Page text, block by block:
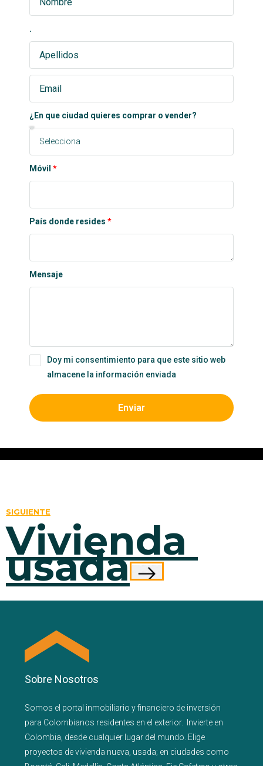
.
¿En que ciudad quieres comprar o vender?
Móvil
País donde resides
Mensaje
Doy mi consentimiento para que este sitio web
almacene la información enviada
Enviar
SIGUIENTE
Vivienda
usada
Sobre Nosotros
Somos el portal inmobiliario yfinanciero de inversión
para Colombianos residentes en el exterior.
Invierte en
Colombia, desde cualquier lugar del mundo. Elige
proyectos devivienda nueva usada; en ciudades como